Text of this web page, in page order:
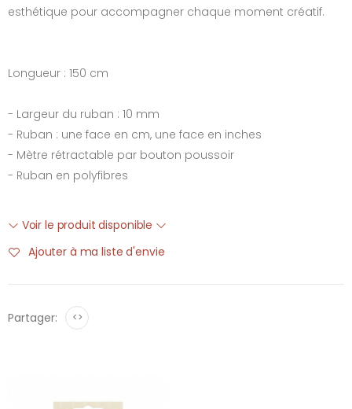
esthétique pour accompagner chaque moment créatif.
Longueur : 150 cm
- Largeur du ruban : 10 mm
- Ruban : une face en cm, une face en inches
- Mètre rétractable par bouton poussoir
- Ruban en polyfibres
Voir le produit disponible
Ajouter à ma liste d'envie
Partager: <>